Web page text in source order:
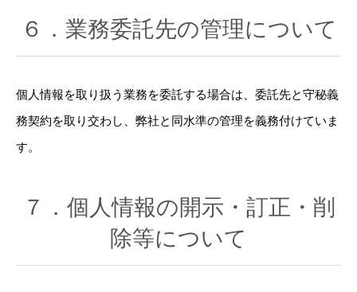
６．業務委託先の管理について
個人情報を取り扱う業務を委託する場合は、委託先と守秘義
務契約を取り交わし、弊社と同水準の管理を義務付けていま
す。
７．個人情報の開示・訂正・削
除等について